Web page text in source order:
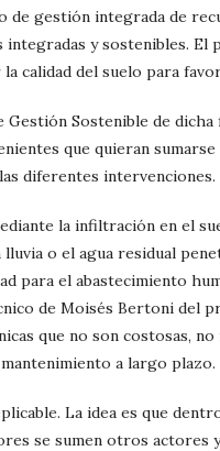
de gestión integrada de
integradas y sostenibles.
calidad del suelo para
Sostenible de
que quieran
diferentes intervenciones.
la infiltración en el
lluvia o el agua residual
para el abastecimiento
de Moisés Bertoni del
que no son costosas,
a largo plazo.
La idea es que
se sumen otros actores